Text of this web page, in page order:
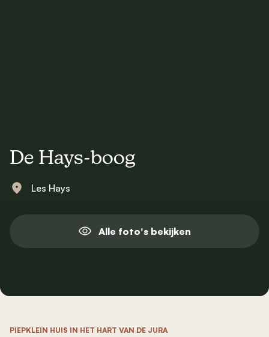
De Hays-boog
Les Hays
Alle foto's bekijken
PIEPKLEIN HUIS IN HET HART VAN DE JURA